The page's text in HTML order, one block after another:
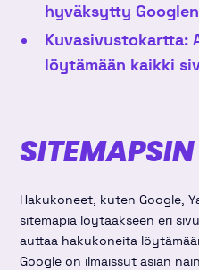
hyväksytty
Kuvasivustokartta:
löytämään kaikki
Hakukoneet, kuten Google,
sitemapia löytääkseen eri
auttaa hakukoneita
Google on ilmaissut asian